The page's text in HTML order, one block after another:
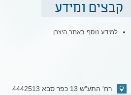
קבצים ומידע
למידע נוסף באתר היצרן
רח' התע"ש 13 כפר סבא 4442513